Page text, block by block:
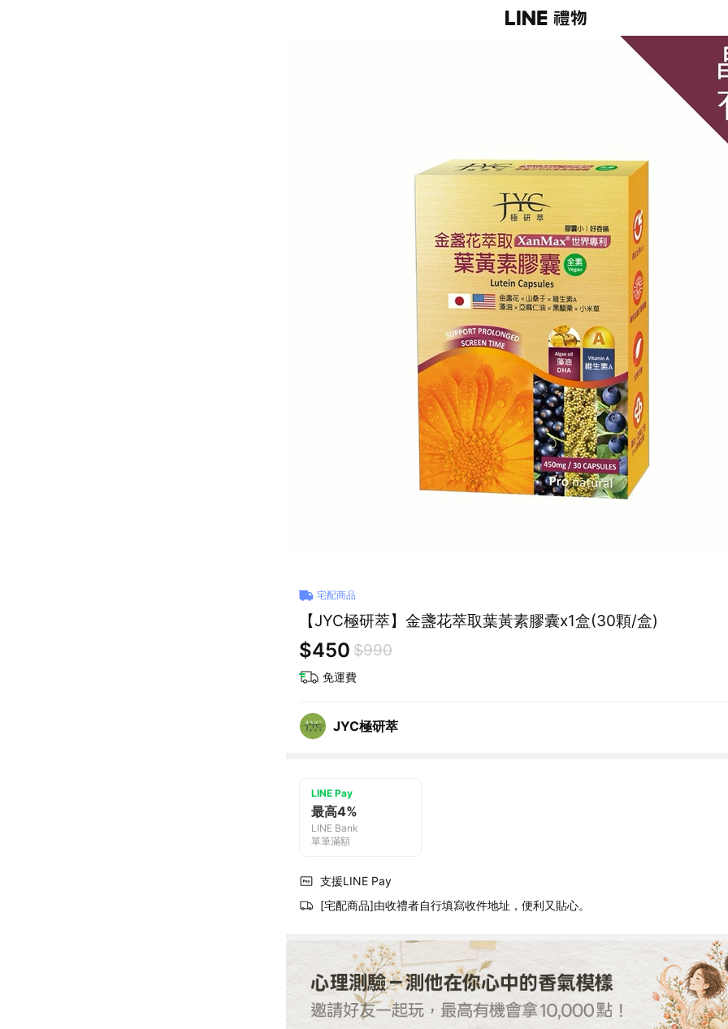
宅配商品
【JYC極研萃】金盞花萃取葉黃素膠囊x1盒(30顆/盒)
$450 $990
免運費
JYC極研萃
LINE Pay
最高4%
LINE Bank
單筆滿額
支援LINE Pay
[宅配商品]由收禮者自行填寫收件地址，便利又貼心。